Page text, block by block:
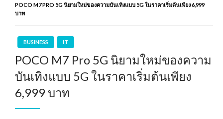
POCO M7 PRO 5G นิยามใหม่ของความบันเทิงแบบ 5G ในราคาเริ่มต้นเพียง 6,999
บาท
BUSINESS IT
POCO M7 Pro 5G นิยามใหม่ของความ
บันเทิงแบบ 5G ในราคาเริ่มต้นเพียง
6,999 บาท